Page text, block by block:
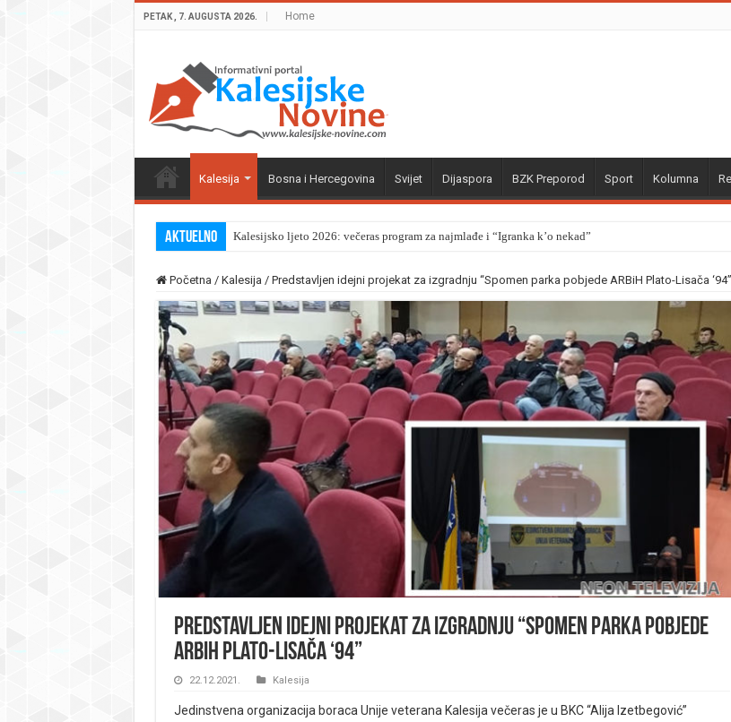
PETAK , 7. AUGUSTA 2026. Home
Kalesija Bosna i Hercegovina Svijet Dijaspora BZK Preporod Sport Kolumna
Aktuelno Kalesijsko ljeto 2026: večeras program za najmlađe i “Igranka k’o nekad”
Početna / Kalesija / Predstavljen idejni projekat za izgradnju “Spomen parka pobjede ARBiH Plato-Lisača ‘94”
Predstavljen idejni projekat za izgradnju “Spomen parka pobjede
ARBiH Plato-Lisača ‘94”
22.12.2021. Kalesija
Jedinstvena organizacija boraca Unije veterana Kalesija večeras je u BKC “Alija Izetbegović”